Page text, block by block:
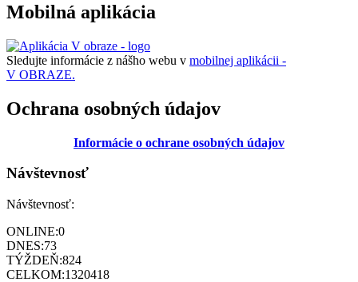
Mobilná aplikácia
Sledujte informácie z nášho webu v mobilnej aplikácii -
V OBRAZE.
Ochrana osobných údajov
Informácie o ochrane osobných údajov
Návštevnosť
Návštevnosť:
ONLINE:0
DNES:73
TÝŽDEŇ:824
CELKOM:1320418